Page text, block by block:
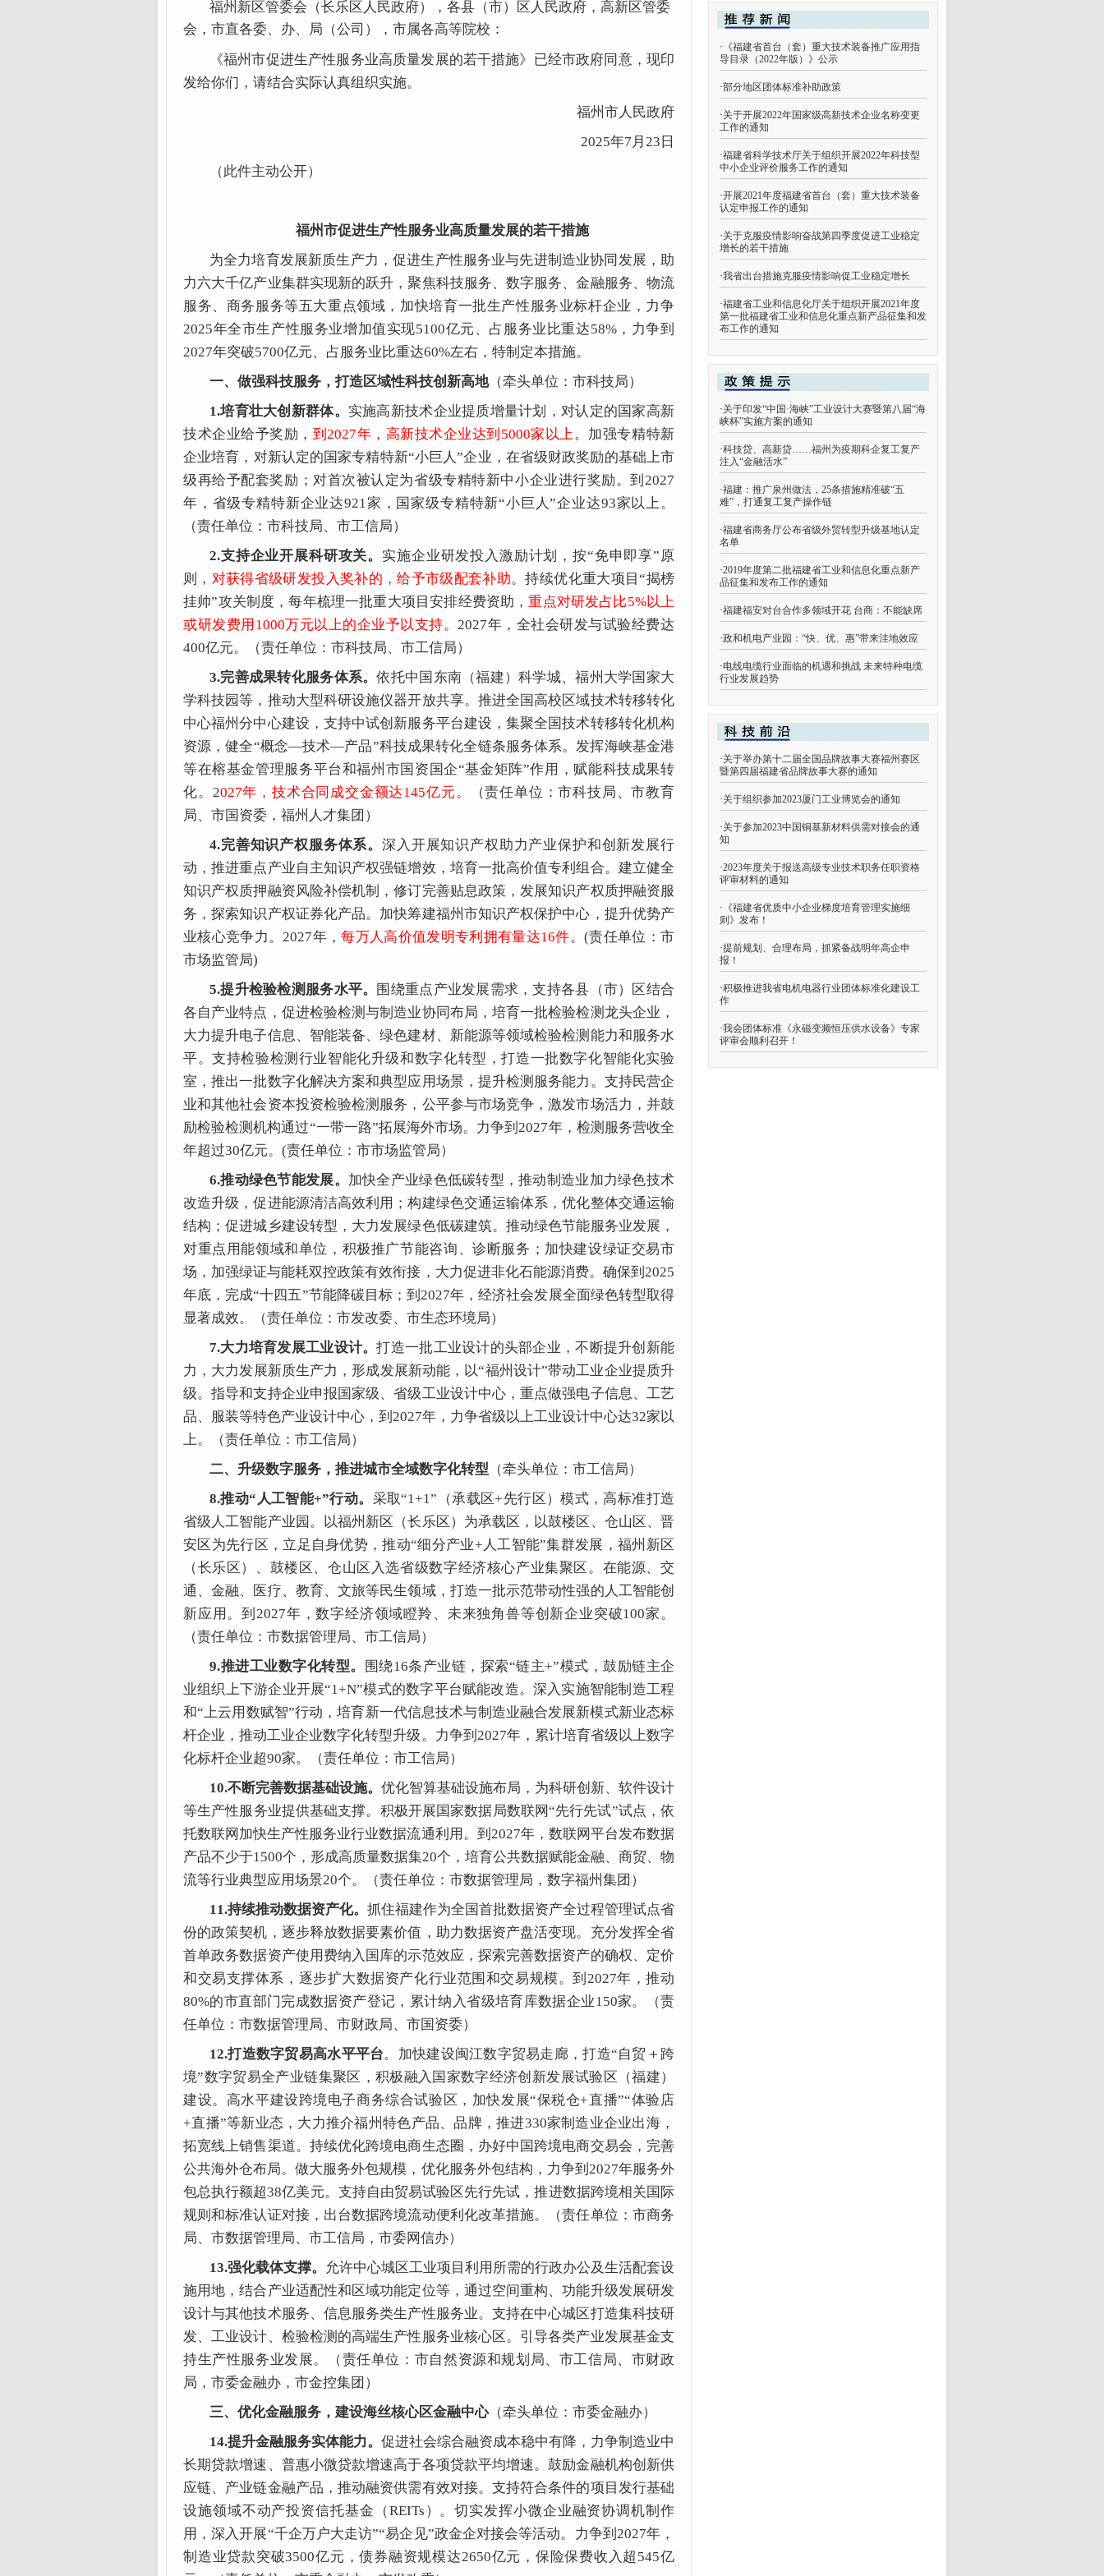
福州新区管委会（长乐区人民政府），各县（市）区人民政府，高新区管委
会，市直各委、办、局（公司），市属各高等院校：
《福州市促进生产性服务业高质量发展的若干措施》已经市政府同意，现印
发给你们，请结合实际认真组织实施。
福州市人民政府
2025年7月23日
（此件主动公开）
福州市促进生产性服务业高质量发展的若干措施
为全力培育发展新质生产力，促进生产性服务业与先进制造业协同发展，助
力六大千亿产业集群实现新的跃升，聚焦科技服务、数字服务、金融服务、物流
服务、商务服务等五大重点领域，加快培育一批生产性服务业标杆企业，力争
2025年全市生产性服务业增加值实现5100亿元、占服务业比重达58%，力争到
2027年突破5700亿元、占服务业比重达60%左右，特制定本措施。
一、做强科技服务，打造区域性科技创新高地（牵头单位：市科技局）
1.培育壮大创新群体。 实施高新技术企业提质增量计划，对认定的国家高新
技术企业给予奖励， 到2027年，高新技术企业达到5000家以上 。加强专精特新
企业培育，对新认定的国家专精特新“小巨人”企业，在省级财政奖励的基础上市
级再给予配套奖励；对首次被认定为省级专精特新中小企业进行奖励。到2027
年，省级专精特新企业达921家，国家级专精特新“小巨人”企业达93家以上。
（责任单位：市科技局、市工信局）
2.支持企业开展科研攻关。 实施企业研发投入激励计划，按“免申即享”原
则， 对获得省级研发投入奖补的，给予市级配套补助。持续优化重大项目“揭榜
挂帅”攻关制度，每年梳理一批重大项目安排经费资助，重点对研发占比5%以上
或研发费用1000万元以上的企业予以支持。2027年，全社会研发与试验经费达
400亿元。（责任单位：市科技局、市工信局）
3.完善成果转化服务体系。依托中国东南（福建）科学城、福州大学国家大
学科技园等，推动大型科研设施仪器开放共享。推进全国高校区域技术转移转化
中心福州分中心建设，支持中试创新服务平台建设，集聚全国技术转移转化机构
资源，健全“概念—技术—产品”科技成果转化全链条服务体系。发挥海峡基金港
等在榕基金管理服务平台和福州市国资国企“基金矩阵”作用，赋能科技成果转
化。2027年，技术合同成交金额达145亿元 。（责任单位：市科技局、市教育
局、市国资委，福州人才集团）
4.完善知识产权服务体系。深入开展知识产权助力产业保护和创新发展行
动，推进重点产业自主知识产权强链增效，培育一批高价值专利组合。建立健全
知识产权质押融资风险补偿机制，修订完善贴息政策，发展知识产权质押融资服
务，探索知识产权证券化产品。加快筹建福州市知识产权保护中心，提升优势产
业核心竞争力。2027年，每万人高价值发明专利拥有量达16件。(责任单位：市
市场监管局)
5.提升检验检测服务水平。 围绕重点产业发展需求，支持各县（市）区结合
各自产业特点，促进检验检测与制造业协同布局，培育一批检验检测龙头企业，
大力提升电子信息、智能装备、绿色建材、新能源等领域检验检测能力和服务水
平。支持检验检测行业智能化升级和数字化转型，打造一批数字化智能化实验
室，推出一批数字化解决方案和典型应用场景，提升检测服务能力。支持民营企
业和其他社会资本投资检验检测服务，公平参与市场竞争，激发市场活力，并鼓
励检验检测机构通过“一带一路”拓展海外市场。力争到2027年，检测服务营收全
年超过30亿元。(责任单位：市市场监管局）
6.推动绿色节能发展。 加快全产业绿色低碳转型，推动制造业加力绿色技术
改造升级，促进能源清洁高效利用；构建绿色交通运输体系，优化整体交通运输
结构；促进城乡建设转型，大力发展绿色低碳建筑。推动绿色节能服务业发展，
对重点用能领域和单位，积极推广节能咨询、诊断服务；加快建设绿证交易市
场，加强绿证与能耗双控政策有效衔接，大力促进非化石能源消费。确保到2025
年底，完成“十四五”节能降碳目标；到2027年，经济社会发展全面绿色转型取得
显著成效。（责任单位：市发改委、市生态环境局）
7.大力培育发展工业设计。打造一批工业设计的头部企业，不断提升创新能
力，大力发展新质生产力，形成发展新动能，以“福州设计”带动工业企业提质升
级。指导和支持企业申报国家级、省级工业设计中心，重点做强电子信息、工艺
品、服装等特色产业设计中心，到2027年，力争省级以上工业设计中心达32家以
上。（责任单位：市工信局）
二、升级数字服务，推进城市全域数字化转型 （牵头单位：市工信局）
8.推动“人工智能+”行动。 采取“1+1”（承载区+先行区）模式，高标准打造
省级人工智能产业园。以福州新区（长乐区）为承载区，以鼓楼区、仓山区、晋
安区为先行区，立足自身优势，推动“细分产业+人工智能”集群发展，福州新区
（长乐区）、鼓楼区、仓山区入选省级数字经济核心产业集聚区。在能源、交
通、金融、医疗、教育、文旅等民生领域，打造一批示范带动性强的人工智能创
新应用。到2027年，数字经济领域瞪羚、未来独角兽等创新企业突破100家。
（责任单位：市数据管理局、市工信局）
9.推进工业数字化转型。
围绕16条产业链，探索“链主+”模式，鼓励链主企
业组织上下游企业开展“1+N”模式的数字平台赋能改造。深入实施智能制造工程
和“上云用数赋智”行动，培育新一代信息技术与制造业融合发展新模式新业态标
杆企业，推动工业企业数字化转型升级。力争到2027年，累计培育省级以上数字
化标杆企业超90家。（责任单位：市工信局）
10.不断完善数据基础设施。 优化智算基础设施布局，为科研创新、软件设计
等生产性服务业提供基础支撑。积极开展国家数据局数联网“先行先试”试点，依
托数联网加快生产性服务业行业数据流通利用。到2027年，数联网平台发布数据
产品不少于1500个，形成高质量数据集20个，培育公共数据赋能金融、商贸、物
流等行业典型应用场景20个。（责任单位：市数据管理局，数字福州集团）
11.持续推动数据资产化。 抓住福建作为全国首批数据资产全过程管理试点省
份的政策契机，逐步释放数据要素价值，助力数据资产盘活变现。充分发挥全省
首单政务数据资产使用费纳入国库的示范效应，探索完善数据资产的确权、定价
和交易支撑体系，逐步扩大数据资产化行业范围和交易规模。到2027年，推动
80%的市直部门完成数据资产登记，累计纳入省级培育库数据企业150家。（责
任单位：市数据管理局、市财政局、市国资委）
12.打造数字贸易高水平平台。加快建设闽江数字贸易走廊，打造“自贸＋跨
境”数字贸易全产业链集聚区，积极融入国家数字经济创新发展试验区（福建）
建设。高水平建设跨境电子商务综合试验区 ，加快发展“保税仓+直播”“体验店
+直播”等新业态，大力推介福州特色产品、品牌，推进330家制造业企业出海，
拓宽线上销售渠道。持续优化跨境电商生态圈，办好中国跨境电商交易会，完善
公共海外仓布局。做大服务外包规模，优化服务外包结构，力争到2027年服务外
包总执行额超38亿美元。支持自由贸易试验区先行先试，推进数据跨境相关国际
规则和标准认证对接，出台数据跨境流动便利化改革措施。（责任单位：市商务
局、市数据管理局、市工信局，市委网信办）
13.强化载体支撑。
允许中心城区工业项目利用所需的行政办公及生活配套设
施用地，结合产业适配性和区域功能定位等，通过空间重构、功能升级发展研发
设计与其他技术服务、信息服务类生产性服务业。支持在中心城区打造集科技研
发、工业设计、检验检测的高端生产性服务业核心区。引导各类产业发展基金支
持生产性服务业发展。（责任单位：市自然资源和规划局、市工信局、市财政
局，市委金融办，市金控集团）
三、优化金融服务，建设海丝核心区金融中心（牵头单位：市委金融办）
14.提升金融服务实体能力。 促进社会综合融资成本稳中有降，力争制造业中
长期贷款增速、普惠小微贷款增速高于各项贷款平均增速。鼓励金融机构创新供
应链、产业链金融产品，推动融资供需有效对接。支持符合条件的项目发行基础
设施领域不动产投资信托基金（REITs）。切实发挥小微企业融资协调机制作
用，深入开展“千企万户大走访”“易企见”政金企对接会等活动。力争到2027年，
制造业贷款突破3500亿元，债券融资规模达2650亿元，保险保费收入超545亿
· 《福建省首台（套）重大技术装备推广应用指
导目录（2022年版）》公示
·部分地区团体标准补助政策
·关于开展2022年国家级高新技术企业名称变更
工作的通知
·福建省科学技术厅关于组织开展2022年科技型
中小企业评价服务工作的通知
·开展2021年度福建省首台（套）重大技术装备
认定申报工作的通知
·关于克服疫情影响奋战第四季度促进工业稳定
增长的若干措施
·我省出台措施克服疫情影响促工业稳定增长
·福建省工业和信息化厅关于组织开展2021年度
第一批福建省工业和信息化重点新产品征集和发
布工作的通知
·关于印发“中国·海峡”工业设计大赛暨第八届“海
峡杯”实施方案的通知
·科技贷、高新贷……福州为疫期科企复工复产
注入“金融活水”
·福建：推广泉州做法，25条措施精准破“五
难”，打通复工复产操作链
·福建省商务厅公布省级外贸转型升级基地认定
名单
·2019年度第二批福建省工业和信息化重点新产
品征集和发布工作的通知
·福建福安对台合作多领域开花 台商：不能缺席
·政和机电产业园：“快、优、惠”带来洼地效应
·电线电缆行业面临的机遇和挑战 未来特种电缆
行业发展趋势
·关于举办第十二届全国品牌故事大赛福州赛区
暨第四届福建省品牌故事大赛的通知
·关于组织参加2023厦门工业博览会的通知
·关于参加2023中国铜基新材料供需对接会的通
知
·2023年度关于报送高级专业技术职务任职资格
评审材料的通知
· 《福建省优质中小企业梯度培育管理实施细
则》发布！
·提前规划、合理布局，抓紧备战明年高企申
报！
·积极推进我省电机电器行业团体标准化建设工
作
·我会团体标准《永磁变频恒压供水设备》专家
评审会顺利召开！